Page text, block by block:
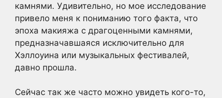
камнями. Удивительно, но мое исследование
привело меня к пониманию того факта, что
эпоха макияжа с драгоценными камнями,
предназначавшаяся исключительно для
Хэллоуина или музыкальных фестивалей,
давно прошла.
Сейчас так же часто можно увидеть кого-то,